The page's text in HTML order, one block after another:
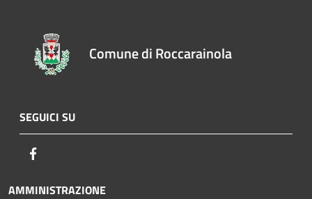
Comune di Roccarainola
SEGUICI SU
AMMINISTRAZIONE